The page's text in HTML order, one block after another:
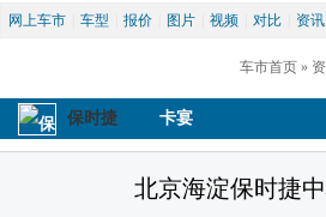
网上车市 车型 报价 图片 视频 对比 资讯
车市首页 »
保时捷 卡宴
北京海淀保时捷